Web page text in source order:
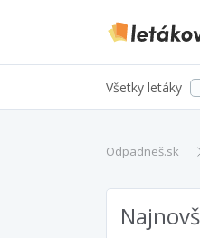
Všetky letáky
Odpadneš.sk